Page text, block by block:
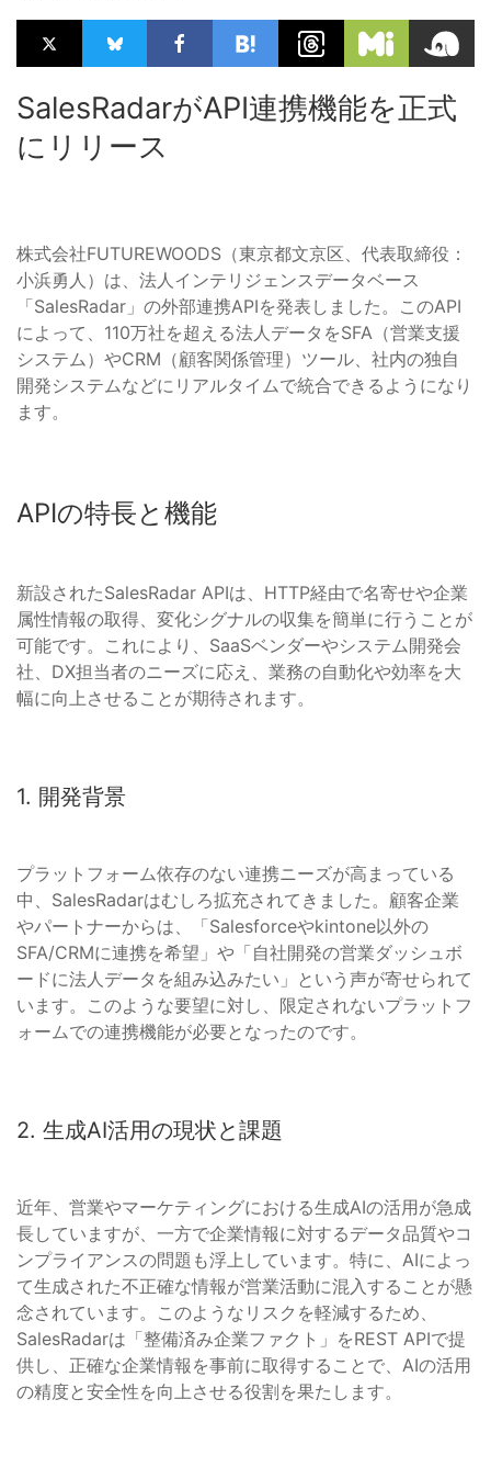
SalesRadarがAPI連携機能を正式
にリリース
株式会社FUTUREWOODS（東京都文京区、代表取締役：
小浜勇人）は、法人インテリジェンスデータベース
「SalesRadar」の外部連携APIを発表しました。このAPI
によって、110万社を超える法人データをSFA（営業支援
システム）やCRM（顧客関係管理）ツール、社内の独自
開発システムなどにリアルタイムで統合できるようになり
ます。
APIの特長と機能
新設されたSalesRadar APIは、HTTP経由で名寄せや企業
属性情報の取得、変化シグナルの収集を簡単に行うことが
可能です。これにより、SaaSベンダーやシステム開発会
社、DX担当者のニーズに応え、業務の自動化や効率を大
幅に向上させることが期待されます。
1. 開発背景
プラットフォーム依存のない連携ニーズが高まっている
中、SalesRadarはむしろ拡充されてきました。顧客企業
やパートナーからは、「Salesforceやkintone以外の
SFA/CRMに連携を希望」や「自社開発の営業ダッシュボ
ードに法人データを組み込みたい」という声が寄せられて
います。このような要望に対し、限定されないプラットフ
ォームでの連携機能が必要となったのです。
2. 生成AI活用の現状と課題
近年、営業やマーケティングにおける生成AIの活用が急成
長していますが、一方で企業情報に対するデータ品質やコ
ンプライアンスの問題も浮上しています。特に、AIによっ
て生成された不正確な情報が営業活動に混入することが懸
念されています。このようなリスクを軽減するため、
SalesRadarは「整備済み企業ファクト」をREST APIで提
供し、正確な企業情報を事前に取得することで、AIの活用
の精度と安全性を向上させる役割を果たします。